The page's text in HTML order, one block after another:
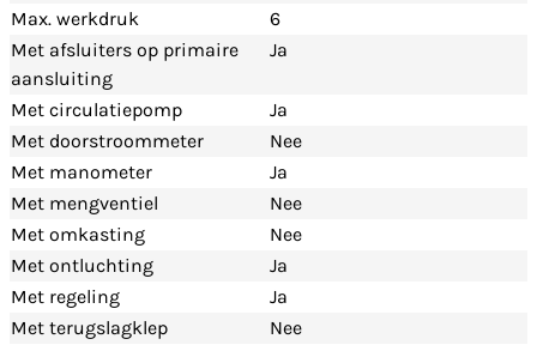
Max. werkdruk
6
Met afsluiters op primaire
aansluiting
Ja
Met circulatiepomp
Ja
Met doorstroommeter
Nee
Met manometer
Ja
Met mengventiel
Nee
Met omkasting
Nee
Met ontluchting
Ja
Met regeling
Ja
Met terugslagklep
Nee